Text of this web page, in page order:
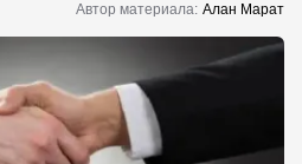
Автор материала: Алан Марат